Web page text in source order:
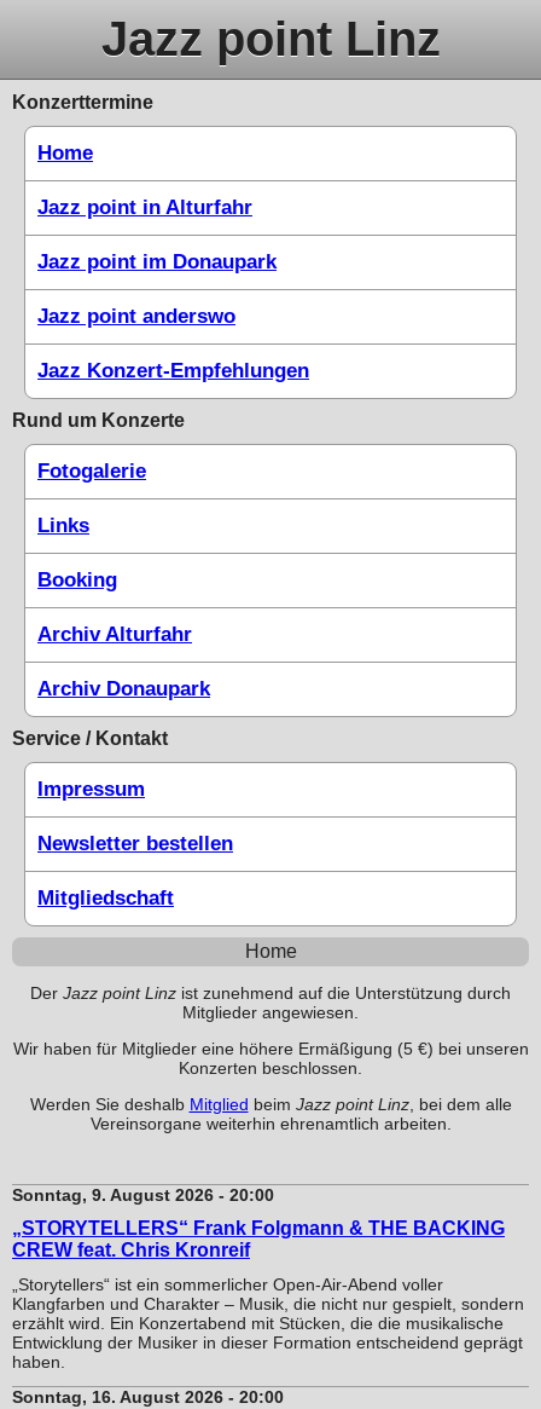
Jazz point Linz
Konzerttermine
Home
Jazz point in Alturfahr
Jazz point im Donaupark
Jazz point anderswo
Jazz Konzert-Empfehlungen
Rund um Konzerte
Fotogalerie
Links
Booking
Archiv Alturfahr
Archiv Donaupark
Service / Kontakt
Impressum
Newsletter bestellen
Mitgliedschaft
Home
Der Jazz point Linz ist zunehmend auf die Unterstützung durch
Mitglieder angewiesen.
Wir haben für Mitglieder eine höhere Ermäßigung (5 €) bei unseren
Konzerten beschlossen.
Werden Sie deshalb Mitglied beim Jazz point Linz, bei dem alle
Vereinsorgane weiterhin ehrenamtlich arbeiten.
Sonntag, 9. August 2026 - 20:00
„STORYTELLERS“ Frank Folgmann & THE BACKING
CREW feat. Chris Kronreif
„Storytellers“ ist ein sommerlicher Open-Air-Abend voller
Klangfarben und Charakter – Musik, die nicht nur gespielt, sondern
erzählt wird. Ein Konzertabend mit Stücken, die die musikalische
Entwicklung der Musiker in dieser Formation entscheidend geprägt
haben.
Sonntag, 16. August 2026 - 20:00